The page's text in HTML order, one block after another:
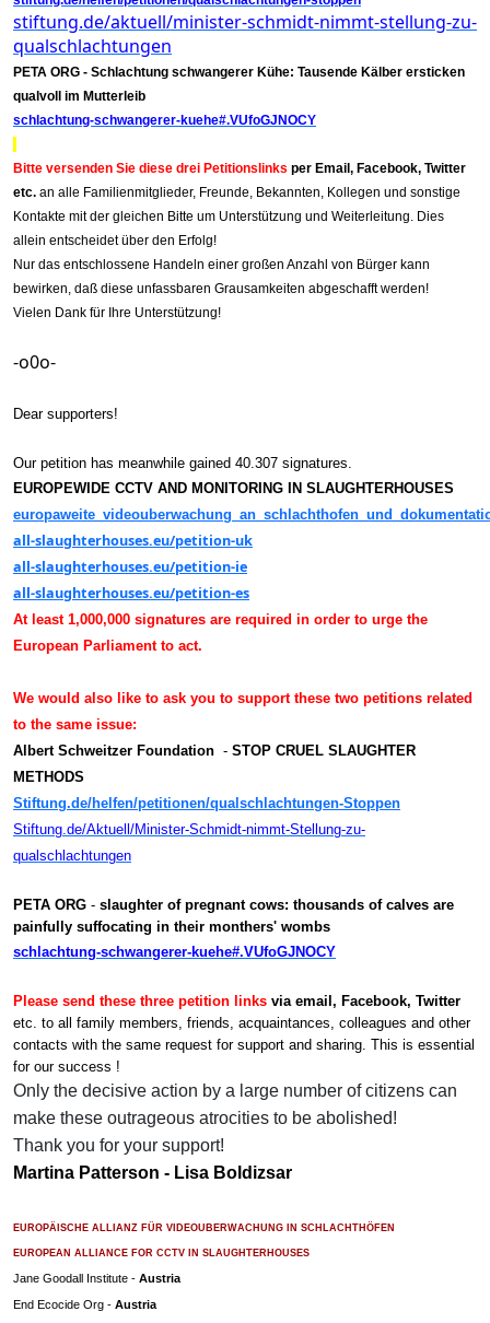
stiftung.de/aktuell/minister-schmidt-nimmt-stellung-zu-
qualschlachtungen
PETA ORG - Schlachtung schwangerer Kühe: Tausende Kälber ersticken
qualvoll im Mutterleib
schlachtung-schwangerer-kuehe#.VUfoGJNOCY
Bitte versenden Sie diese drei Petitionslinks per Email, Facebook, Twitter
etc. an alle Familienmitglieder, Freunde, Bekannten, Kollegen und sonstige
Kontakte mit der gleichen Bitte um Unterstützung und Weiterleitung. Dies
allein entscheidet über den Erfolg!
Nur das entschlossene Handeln einer großen Anzahl von Bürger kann
bewirken, daß diese unfassbaren Grausamkeiten abgeschafft werden!
Vielen Dank für Ihre Unterstützung!
-o0o-
Dear supporters!
Our petition has meanwhile gained 40.307 signatures.
EUROPEWIDE CCTV AND MONITORING IN SLAUGHTERHOUSES
all-slaughterhouses.eu/petition-uk
all-slaughterhouses.eu/petition-ie
all-slaughterhouses.eu/petition-es
At least 1,000,000 signatures are required in order to urge the
European Parliament to act.
We would also like to ask you to support these two petitions related
to the same issue:
Albert Schweitzer Foundation - STOP CRUEL SLAUGHTER
METHODS
Stiftung.de/helfen/petitionen/qualschlachtungen-Stoppen
Stiftung.de/Aktuell/Minister-Schmidt-nimmt-Stellung-zu-
qualschlachtungen
PETA ORG - slaughter of pregnant cows: thousands of calves are
painfully suffocating in their monthers' wombs
schlachtung-schwangerer-kuehe#.VUfoGJNOCY
Please send these three petition links via email, Facebook, Twitter
etc. to all family members, friends, acquaintances, colleagues and other
contacts with the same request for support and sharing. This is essential
for our success !
Only the decisive action by a large number of citizens can
make these outrageous atrocities to be abolished!
Thank you for your support!
Martina Patterson - Lisa Boldizsar
EUROPÄISCHE ALLIANZ FÜR VIDEOUBERWACHUNG IN SCHLACHTHÖFEN
EUROPEAN ALLIANCE FOR CCTV IN SLAUGHTERHOUSES
Jane Goodall Institute - Austria
End Ecocide Org - Austria